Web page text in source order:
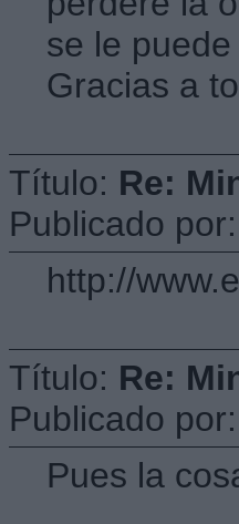
se le
Gracias a
Título: Re:
Publicado por:
http://
Título: Re:
Publicado por:
Pues la